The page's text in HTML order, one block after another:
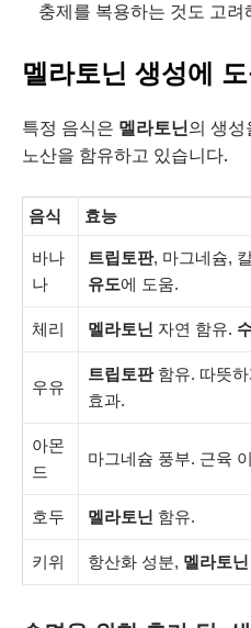
충제를 복용하는 것도 고려
멜라토닌 생성에
특정 음식은 멜라토닌의 생성
노산을 함유하고 있습니다.
음식 효능
바나
나
트립토판, 마그네슘,
유도에 도움.
체리 멜라토닌 자연 함유.
우유
트립토판함유. 따뜻하
효과.
아몬
드
마그네슘 풍부. 근육
호두 멜라토닌 함유.
키위 항산화 성분, 멜라토닌